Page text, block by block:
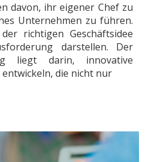
davon, ihr eigener Chef zu
Unternehmen zu führen.
richtigen Geschäftsidee
darstellen. Der
liegt darin, innovative
entwickeln, die nicht nur